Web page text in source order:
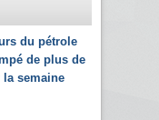
du pétrole
de plus de
la semaine